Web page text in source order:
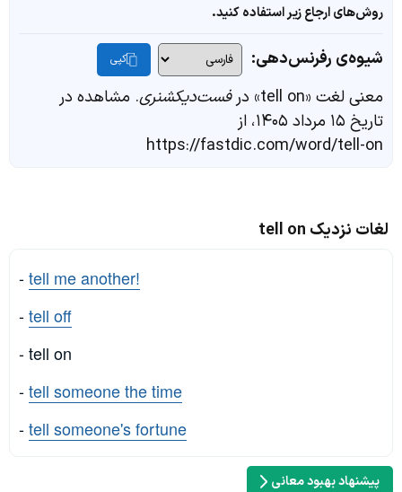
روش‌های ارجاع زیر استفاده کنید.
شیوه‌ی رفرنس‌دهی: کپی
معنی لغت «tell on» در فست‌دیکشنری. مشاهده در
تاریخ ۱۵ مرداد ۱۴۰۵، از
https://fastdic.com/word/tell-on
لغات نزدیک tell on
-tell me another!
-tell off
- tell on
-tell someone the time
-tell someone's fortune
پیشنهاد بهبود معانی